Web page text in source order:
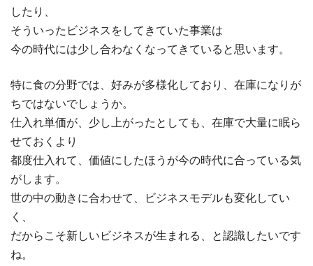
したり、
そういったビジネスをしてきていた事業は
今の時代には少し合わなくなってきていると思います。
特に食の分野では、好みが多様化しており、 在庫になりが
ちではないでしょうか。
仕入れ単価が、少し上がったとしても、在庫で大量に眠ら
せておくより
都度仕入れて、価値にしたほうが今の時代に合っている気
がします。
世の中の動きに合わせて、ビジネスモデルも変化してい
く、
だからこそ新しいビジネスが生まれる、と認識したいです
ね。